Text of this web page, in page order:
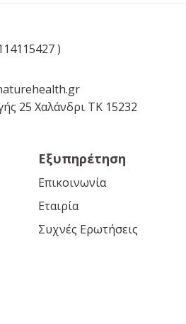
)
25 Χαλάνδρι ΤΚ 15232
Εξυπηρέτηση
Επικοινωνία
Εταιρία
Συχνές Ερωτήσεις